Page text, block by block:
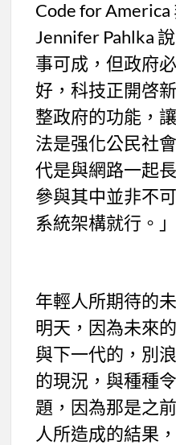
Code for
Jennifer Pahlka
事可成，但政府
好，科技正開啓
整政府的功能，
法是强化公民社
代是與網路一起
參與其中並非不
系統架構就行。」
年輕人所期待的
明天，因為未來
與下一代的，別
的現況，與種種
題，因為那是之
人所造成的結果